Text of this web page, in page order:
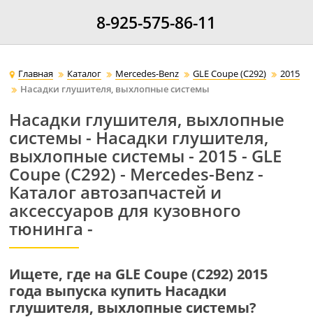
8-925-575-86-11
Главная Каталог Mercedes-Benz GLE Coupe (C292)
2015
Насадки глушителя, выхлопные системы
Насадки глушителя, выхлопные
системы - Насадки глушителя,
выхлопные системы - 2015 - GLE
Coupe (C292) - Mercedes-Benz -
Каталог автозапчастей и
аксессуаров для кузовного
тюнинга -
Ищете, где на GLE Coupe (C292) 2015
года выпуска купить Насадки
глушителя, выхлопные системы?